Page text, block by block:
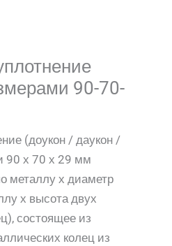
90-70-
(доукон / даукон /
90 х 70 х 29 мм
металлу х диаметр
х высота двух
состоящее из
колец из